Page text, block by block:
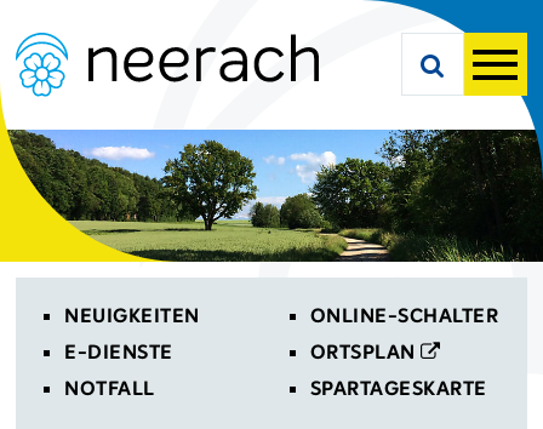
Suche
Toplinks
NEUIGKEITEN
E-DIENSTE
NOTFALL
ONLINE-SCHALTER
ORTSPLAN
SPARTAGESKARTE